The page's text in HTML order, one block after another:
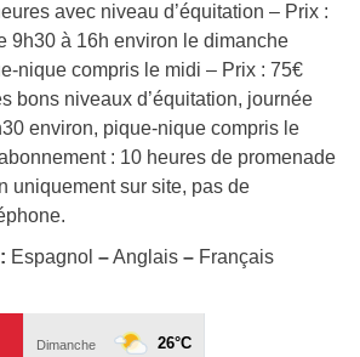
avec niveau d’équitation – Prix :
9h30 à 16h environ le dimanche
nique compris le midi – Prix : 75€
bons niveaux d’équitation, journée
environ, pique-nique compris le
: 10 heures de promenade
uniquement sur site, pas de
Espagnol –Anglais – Français